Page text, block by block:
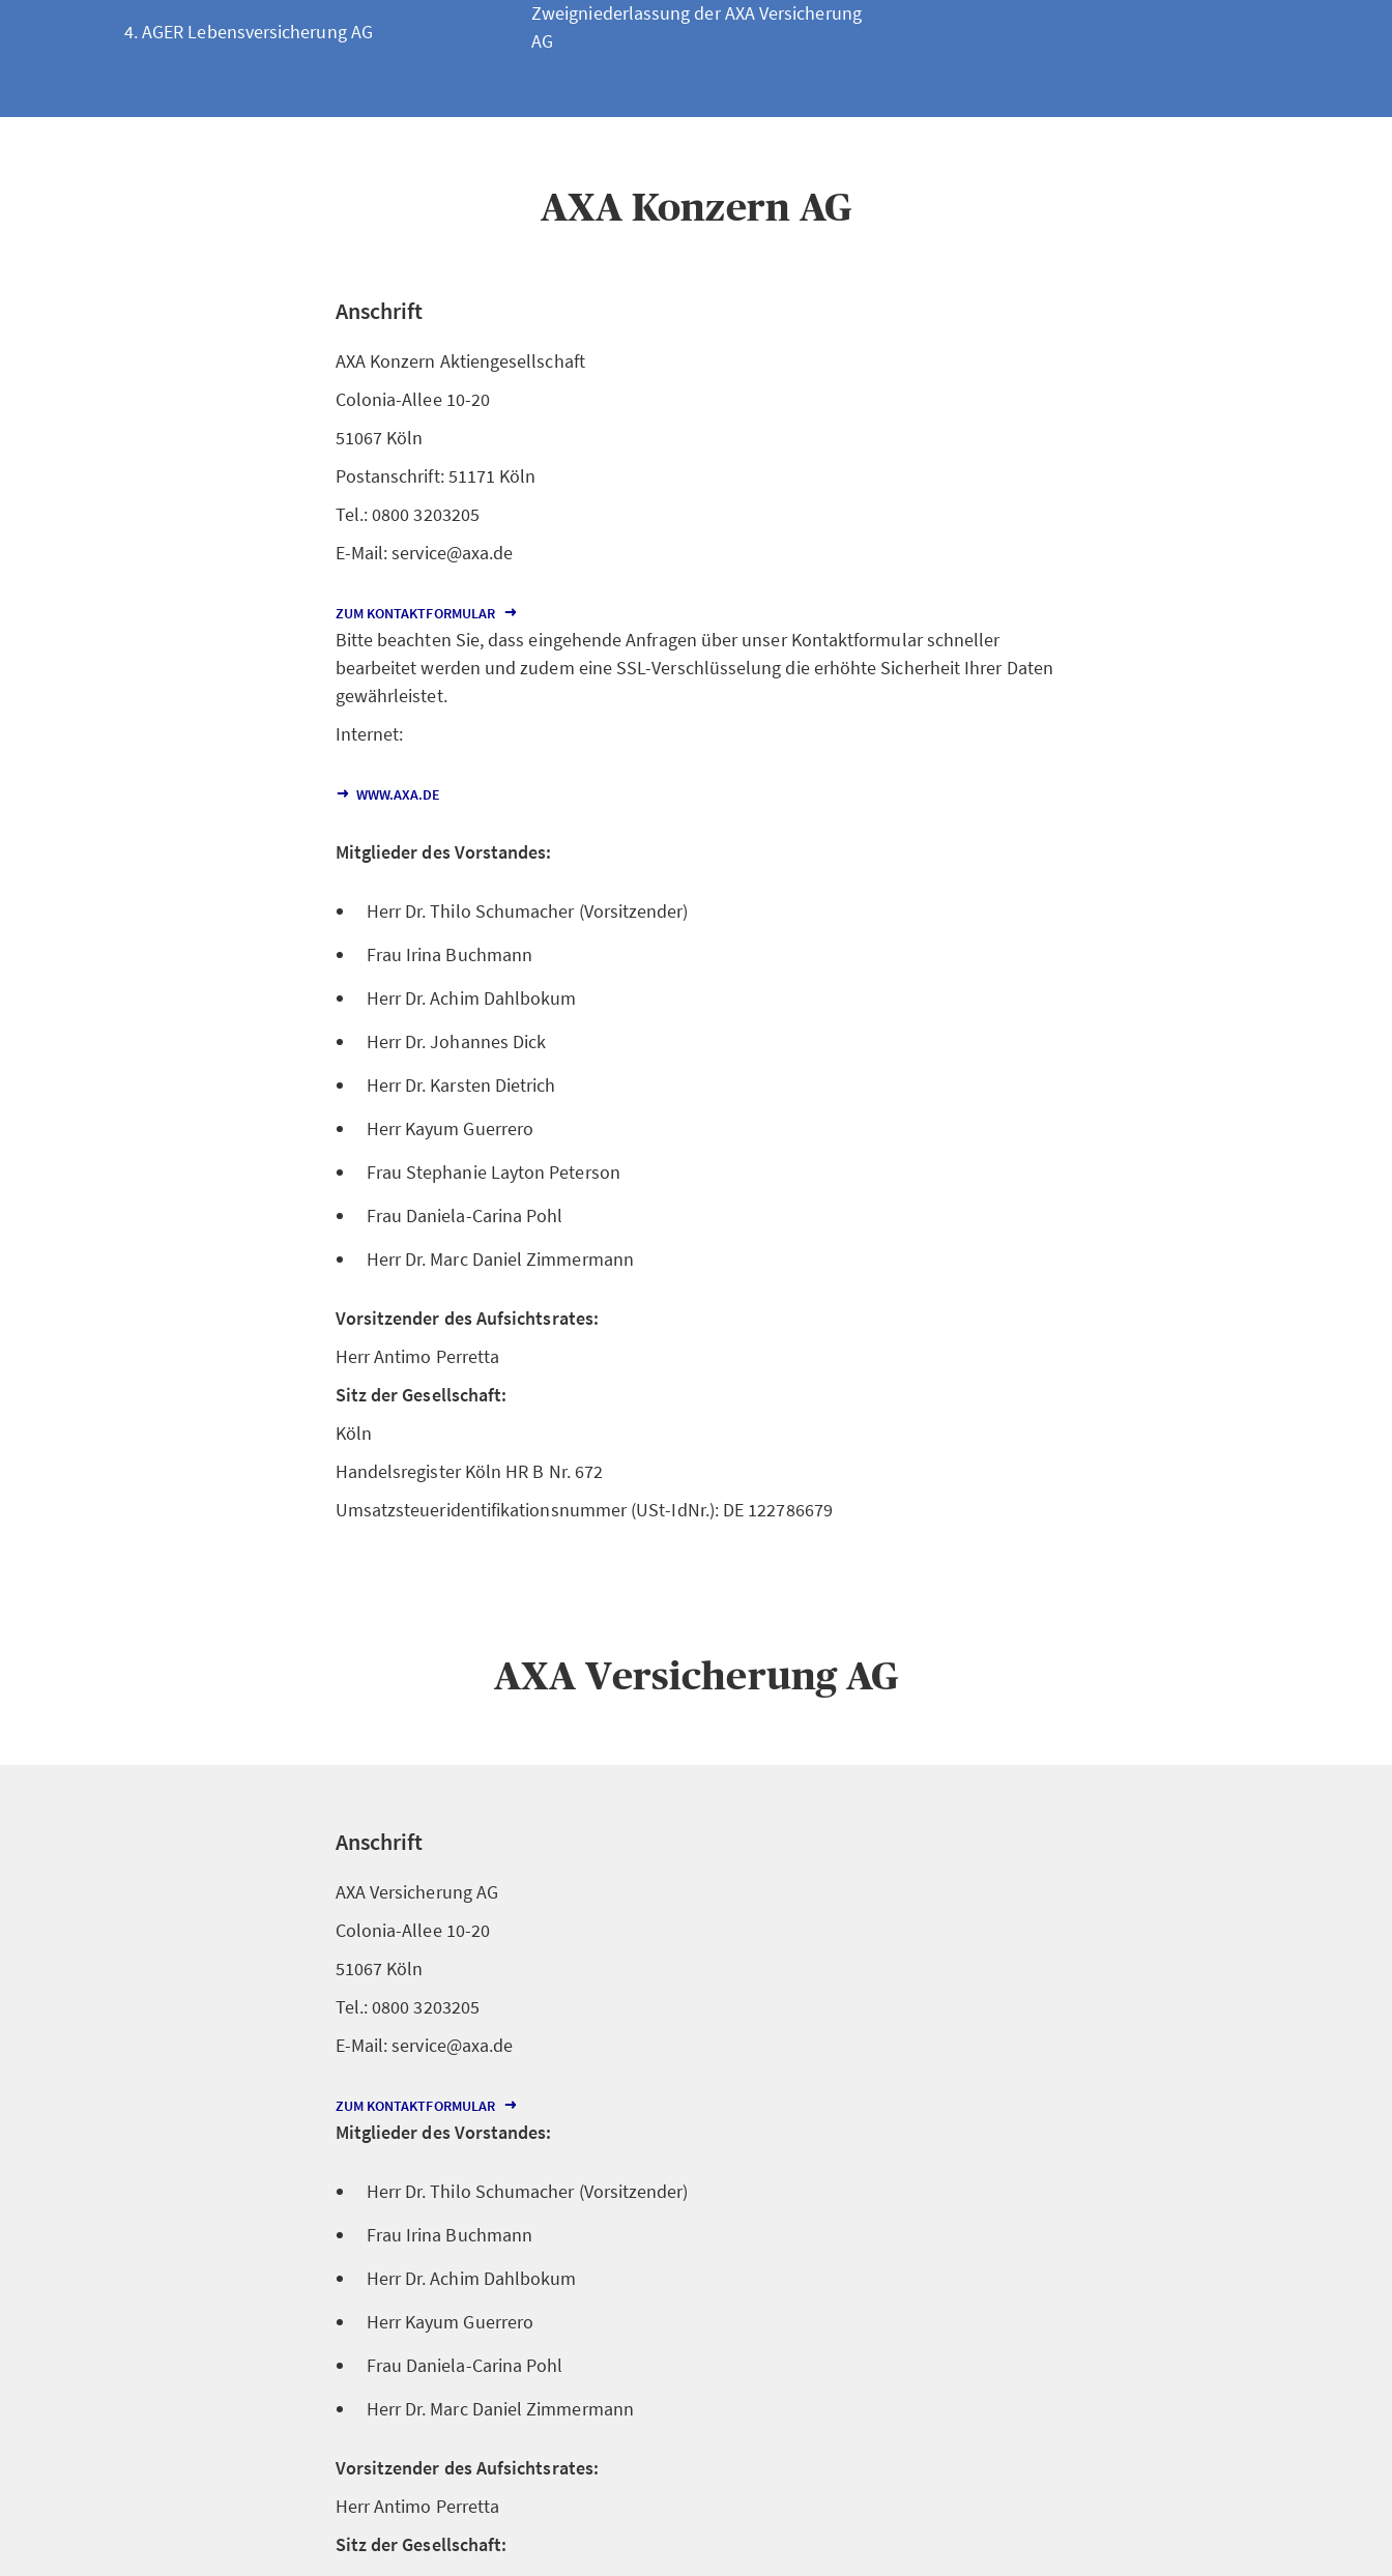
AGER Lebensversicherung AG
Zweigniederlassung der AXA Versicherung
AG
AXA Konzern AG
Anschrift
AXA Konzern Aktiengesellschaft
Colonia-Allee 10-20
51067 Köln
Postanschrift: 51171 Köln
Tel.: 0800 3203205
E-Mail: service@axa.de
ZUM KONTAKTFORMULAR
Bitte beachten Sie, dass eingehende Anfragen über unser Kontaktformular schneller
bearbeitet werden und zudem eine SSL-Verschlüsselung die erhöhte Sicherheit Ihrer Daten
gewährleistet.
Internet:
WWW.AXA.DE
Mitglieder des Vorstandes:
Herr Dr. Thilo Schumacher (Vorsitzender)
Frau Irina Buchmann
Herr Dr. Achim Dahlbokum
Herr Dr. Johannes Dick
Herr Dr. Karsten Dietrich
Herr Kayum Guerrero
Frau Stephanie Layton Peterson
Frau Daniela-Carina Pohl
Herr Dr. Marc Daniel Zimmermann
Vorsitzender des Aufsichtsrates:
Herr Antimo Perretta
Sitz der Gesellschaft:
Köln
Handelsregister Köln HR B Nr. 672
Umsatzsteueridentifikationsnummer (USt-IdNr.): DE 122786679
AXA Versicherung AG
Anschrift
AXA Versicherung AG
Colonia-Allee 10-20
51067 Köln
Tel.: 0800 3203205
E-Mail: service@axa.de
ZUM KONTAKTFORMULAR
Mitglieder des Vorstandes:
Herr Dr. Thilo Schumacher (Vorsitzender)
Frau Irina Buchmann
Herr Dr. Achim Dahlbokum
Herr Kayum Guerrero
Frau Daniela-Carina Pohl
Herr Dr. Marc Daniel Zimmermann
Vorsitzender des Aufsichtsrates:
Herr Antimo Perretta
Sitz der Gesellschaft: